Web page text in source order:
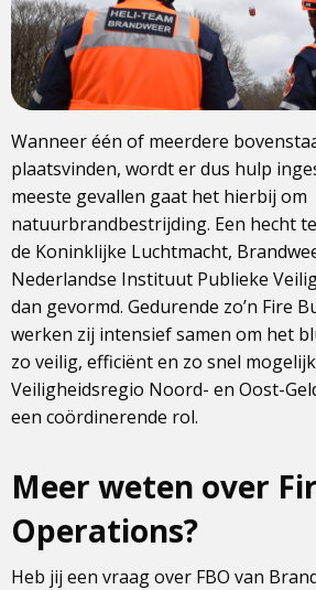
Wanneer één of meerdere
plaatsvinden, wordt er dus hulp
meeste gevallen gaat het hierbij om
natuurbrandbestrijding. Een hecht
de Koninklijke Luchtmacht,
Nederlandse Instituut Publieke
dan gevormd. Gedurende zo’n Fire
werken zij intensief samen om het
zo veilig, efficiënt en zo snel
Veiligheidsregio Noord- en Oost-
een coördinerende rol.
Meer weten over
Operations?
Heb jij een vraag over FBO van